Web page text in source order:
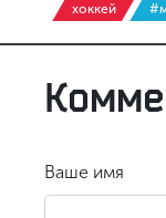
хоккей
Ваше имя